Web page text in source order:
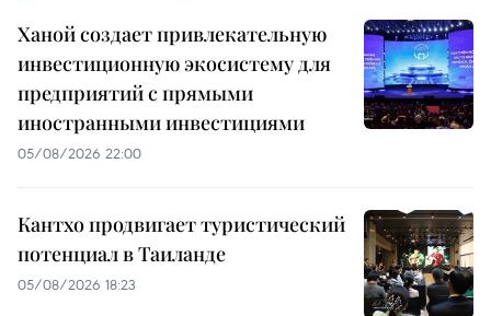
Ханой создает привлекательную
инвестиционную экосистему для
предприятий с прямыми
иностранными инвестициями
05/08/2026 22:00
Кантхо продвигает туристический
потенциал в Таиланде
05/08/2026 18:23